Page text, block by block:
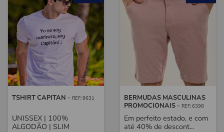
TSHIRT CAPITAN - REF: 9631
UNISSEX | 100%
ALGODÃO | SLIM
BERMUDAS MASCULINAS
PROMOCIONAIS - REF: 6398
Em perfeito estado, e com
até 40% de descont...